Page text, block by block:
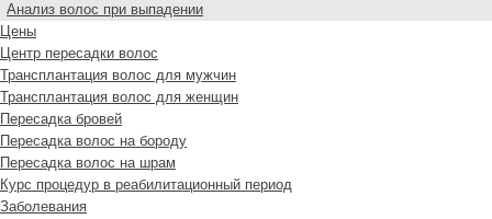
Анализ волос при выпадении
Цены
Центр пересадки волос
Трансплантация волос для мужчин
Трансплантация волос для женщин
Пересадка бровей
Пересадка волос на бороду
Пересадка волос на шрам
Курс процедур в реабилитационный период
Заболевания